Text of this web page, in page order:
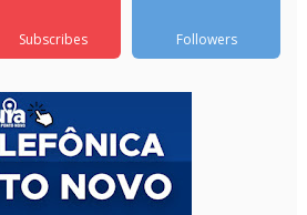
Subscribes Followers